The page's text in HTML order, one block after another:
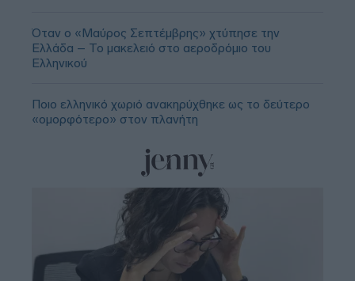
Όταν ο «Μαύρος Σεπτέμβρης» χτύπησε την
Ελλάδα – Το μακελειό στο αεροδρόμιο του
Ελληνικού
Ποιο ελληνικό χωριό ανακηρύχθηκε ως το δεύτερο
«ομορφότερο» στον πλανήτη